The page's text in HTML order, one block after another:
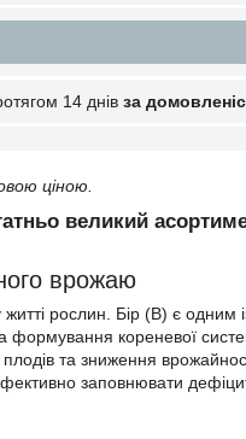
14 днів за
ціною.
великий
врожаю
рослин. Бір (B) є одним
формування кореневої
та зниження
заповнювати